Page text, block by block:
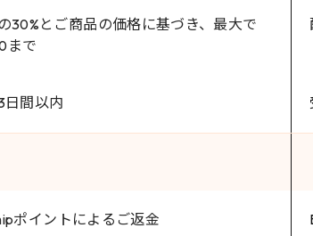
30%とご商品の価格に基づき、最大で
まで
日間以内
ポイントによるご返金